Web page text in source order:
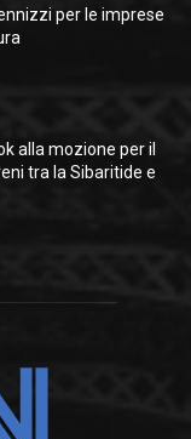
per le imprese
alla mozione per il
tra la Sibaritide e